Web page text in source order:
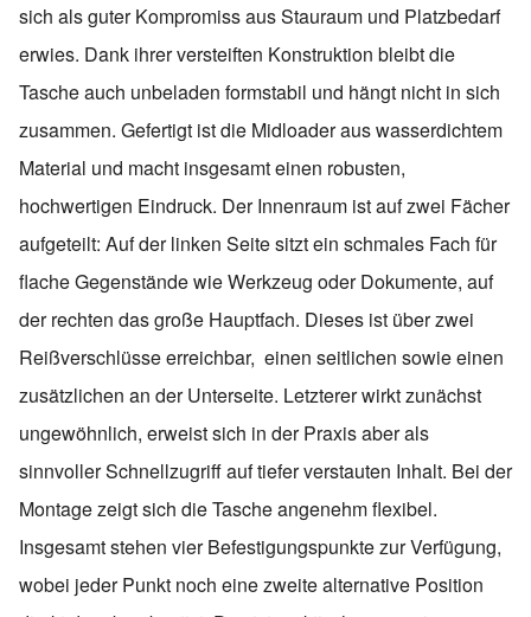
sich als guter Kompromiss aus Stauraum und Platzbedarf
erwies. Dank ihrer versteiften Konstruktion bleibt die
Tasche auch unbeladen formstabil und hängt nicht in sich
zusammen. Gefertigt ist die Midloader aus wasserdichtem
Material und macht insgesamt einen robusten,
hochwertigen Eindruck. Der Innenraum ist auf zwei Fächer
aufgeteilt: Auf der linken Seite sitzt ein schmales Fach für
flache Gegenstände wie Werkzeug oder Dokumente, auf
der rechten das große Hauptfach. Dieses ist über zwei
Reißverschlüsse erreichbar, einen seitlichen sowie einen
zusätzlichen an der Unterseite. Letzterer wirkt zunächst
ungewöhnlich, erweist sich in der Praxis aber als
sinnvoller Schnellzugriff auf tiefer verstauten Inhalt. Bei der
Montage zeigt sich die Tasche angenehm flexibel.
Insgesamt stehen vier Befestigungspunkte zur Verfügung,
wobei jeder Punkt noch eine zweite alternative Position